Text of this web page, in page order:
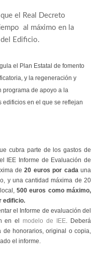
que el Real Decreto
al máximo en la
Edificio.
el Plan Estatal de fomento
y la regeneración y
programa de apoyo a la
en el que se reflejan
cubra parte de los gastos de
IEE Informe de Evaluación de
de 20 euros por cada una
y una cantidad máxima de 20
500 euros como máximo,
edificio.
el Informe de evaluación del
en el modelo de IEE. Deberá
de honorarios, original o copia,
el informe.